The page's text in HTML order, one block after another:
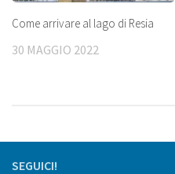
Come arrivare al lago di Resia
30 MAGGIO 2022
SEGUICI!